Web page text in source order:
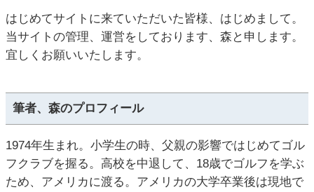
はじめてサイトに来ていただいた皆様、はじめまして。
当サイトの管理、運営をしております、森と申します。
宜しくお願いいたします。
筆者、森のプロフィール
1974年生まれ。小学生の時、父親の影響ではじめてゴル
フクラブを握る。高校を中退して、18歳でゴルフを学ぶ
ため、アメリカに渡る。アメリカの大学卒業後は現地で